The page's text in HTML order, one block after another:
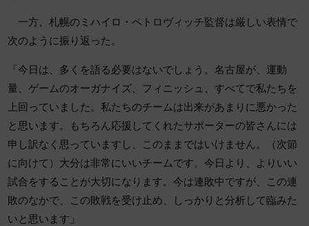
一方、札幌のミハイロ・ペトロヴィッチ監督は厳しい表情で
次のように振り返った。
「今日は、多くを語る必要はないでしょう。名古屋が、運動
量、ゲームのオーガナイズ、フィニッシュ、すべてで私たちを
上回っていました。私たちのチームは出来があまりに悪かった
と思います。もちろん応援してくれたサポーターの皆さんには
申し訳なく思っていますし、このままではいけません。（次節
に向けて）大分は非常にいいチームです。今日より、よりいい
試合をすることが大切になります。今は連敗中ですが、この連
敗のなかで、この敗戦を受け止め、しっかりと分析して臨みた
いと思います」